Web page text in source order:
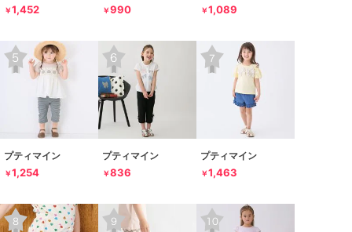
￥1,452 ￥990 ￥1,089
プティマイン
￥1,254
プティマイン
￥836
プティマイン
￥1,463